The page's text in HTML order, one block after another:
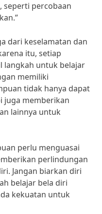
seperti percobaan
dari keselamatan dan
itu, setiap
langkah untuk belajar
memiliki
tidak hanya dapat
juga memberikan
lainnya untuk
perlu menguasai
perlindungan
Jangan biarkan diri
belajar bela diri
kekuatan untuk